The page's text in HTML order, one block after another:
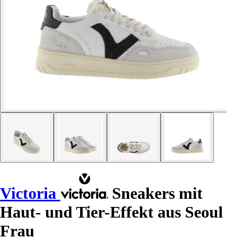
Victoria
Sneakers mit
Haut- und Tier-Effekt aus Seoul
Frau